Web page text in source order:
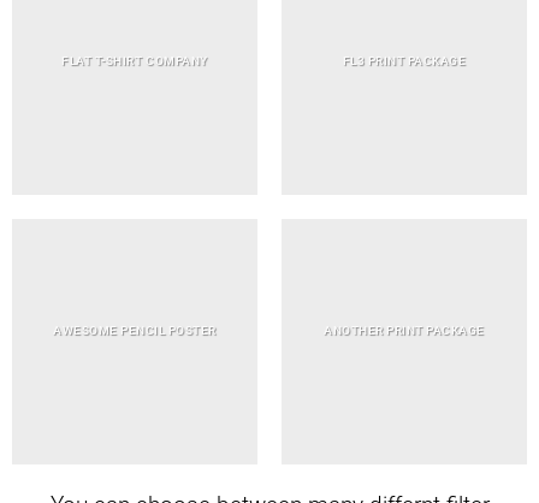
FLAT T-SHIRT COMPANY FL3 PRINT PACKAGE
AWESOME PENCIL POSTER ANOTHER PRINT PACKAGE